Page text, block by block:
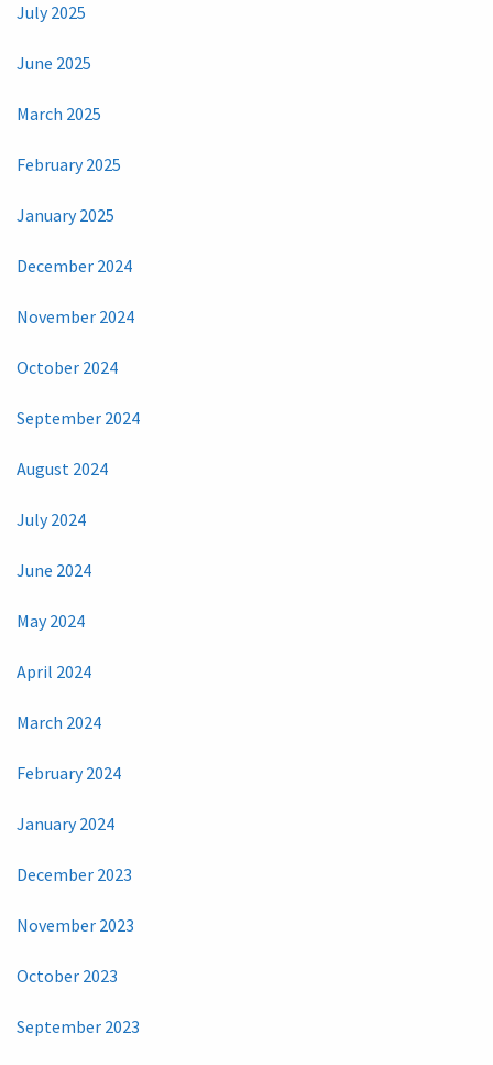
July 2025
June 2025
March 2025
February 2025
January 2025
December 2024
November 2024
October 2024
September 2024
August 2024
July 2024
June 2024
May 2024
April 2024
March 2024
February 2024
January 2024
December 2023
November 2023
October 2023
September 2023